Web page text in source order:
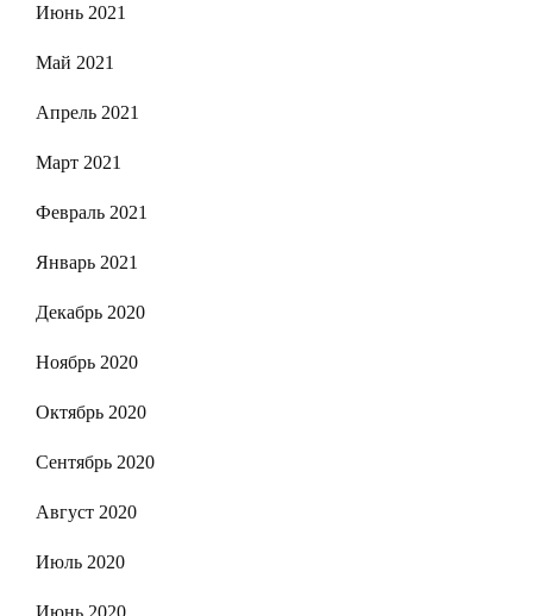
Июнь 2021
Май 2021
Апрель 2021
Март 2021
Февраль 2021
Январь 2021
Декабрь 2020
Ноябрь 2020
Октябрь 2020
Сентябрь 2020
Август 2020
Июль 2020
Июнь 2020